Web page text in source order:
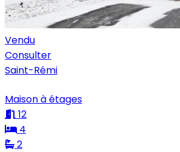
Vendu
Consulter
Saint-Rémi
Maison à étages
12
4
2